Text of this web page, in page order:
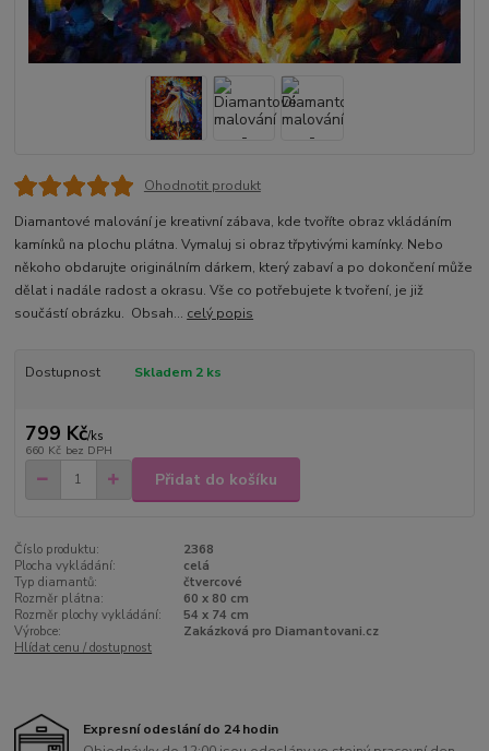
Ohodnotit produkt
Diamantové malování je kreativní zábava, kde tvoříte obraz vkládáním
kamínků na plochu plátna. Vymaluj si obraz třpytivými kamínky. Nebo
někoho obdarujte originálním dárkem, který zabaví a po dokončení může
dělat i nadále radost a okrasu. Vše co potřebujete k tvoření, je již
součástí obrázku. Obsah... celý popis
Dostupnost Skladem 2 ks
799 Kč/ks
660 Kč bez DPH
Přidat do košíku
Číslo produktu:
2368
Plocha vykládání:
celá
Typ diamantů:
čtvercové
Rozměr plátna:
60 x 80 cm
Rozměr plochy vykládání:
54 x 74 cm
Výrobce:
Zakázková pro Diamantovani.cz
Hlídat cenu / dostupnost
Expresní odeslání do 24 hodin